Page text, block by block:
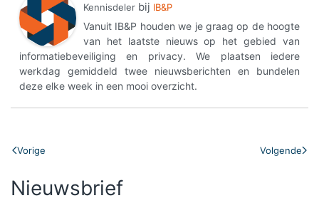
Kennisdeler bij IB&P
Vanuit IB&P houden we je graag op de hoogte
van het laatste nieuws op het gebied van
informatiebeveiliging en privacy. We plaatsen iedere
werkdag gemiddeld twee nieuwsberichten en bundelen
deze elke week in een mooi overzicht.
Vorige Volgende
Nieuwsbrief